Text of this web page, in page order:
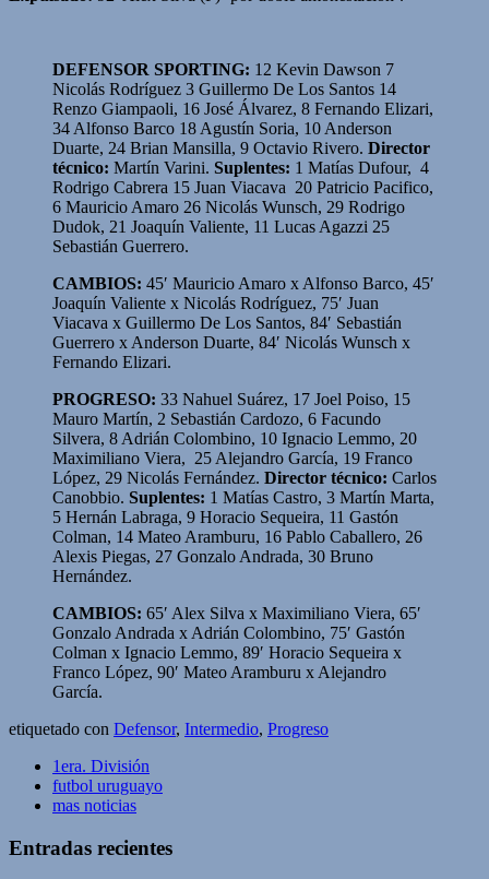
DEFENSOR SPORTING: 12 Kevin Dawson 7
Nicolás Rodríguez 3 Guillermo De Los Santos 14
Renzo Giampaoli, 16 José Álvarez, 8 Fernando Elizari,
34 Alfonso Barco 18 Agustín Soria, 10 Anderson
Duarte, 24 Brian Mansilla, 9 Octavio Rivero. Director
técnico: Martín Varini. Suplentes: 1 Matías Dufour, 4
Rodrigo Cabrera 15 Juan Viacava 20 Patricio Pacifico,
6 Mauricio Amaro 26 Nicolás Wunsch, 29 Rodrigo
Dudok, 21 Joaquín Valiente, 11 Lucas Agazzi 25
Sebastián Guerrero.
CAMBIOS: 45′ Mauricio Amaro x Alfonso Barco, 45′
Joaquín Valiente x Nicolás Rodríguez, 75′ Juan
Viacava x Guillermo De Los Santos, 84′ Sebastián
Guerrero x Anderson Duarte, 84′ Nicolás Wunsch x
Fernando Elizari.
PROGRESO: 33 Nahuel Suárez, 17 Joel Poiso, 15
Mauro Martín, 2 Sebastián Cardozo, 6 Facundo
Silvera, 8 Adrián Colombino, 10 Ignacio Lemmo, 20
Maximiliano Viera, 25 Alejandro García, 19 Franco
López, 29 Nicolás Fernández. Director técnico: Carlos
Canobbio. Suplentes: 1 Matías Castro, 3 Martín Marta,
5 Hernán Labraga, 9 Horacio Sequeira, 11 Gastón
Colman, 14 Mateo Aramburu, 16 Pablo Caballero, 26
Alexis Piegas, 27 Gonzalo Andrada, 30 Bruno
Hernández.
CAMBIOS: 65′ Alex Silva x Maximiliano Viera, 65′
Gonzalo Andrada x Adrián Colombino, 75′ Gastón
Colman x Ignacio Lemmo, 89′ Horacio Sequeira x
Franco López, 90′ Mateo Aramburu x Alejandro
García.
etiquetado con Defensor, Intermedio, Progreso
1era. División
futbol uruguayo
mas noticias
Entradas recientes